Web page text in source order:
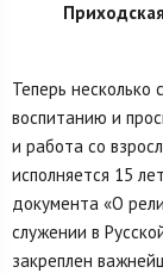
Теперь несколько
воспитанию и
и работа со
исполняется 15
документа «О
служении в
закреплен